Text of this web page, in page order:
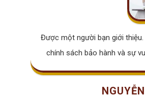
Được một người bạn giới
chính sách bảo hành và sự